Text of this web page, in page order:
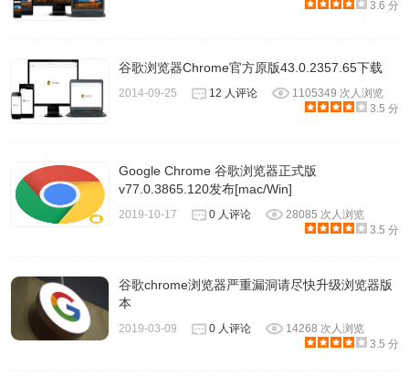
3.6 分
谷歌浏览器Chrome官方原版43.0.2357.65下载
2014-09-25 12 人评论
1105349 次人浏览
3.5 分
Google Chrome 谷歌浏览器正式版
v77.0.3865.120发布[mac/Win]
2019-10-17 0 人评论
28085 次人浏览
3.5 分
谷歌chrome浏览器严重漏洞请尽快升级浏览器版
本
2019-03-09 0 人评论
14268 次人浏览
3.5 分